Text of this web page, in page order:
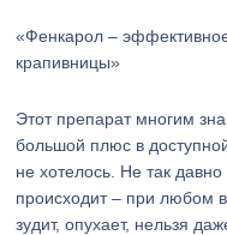
«Фенкарол –
крапивницы»
Этот препарат многим
большой плюс в
не хотелось. Не так
происходит – при любом
зудит, опухает, нельзя